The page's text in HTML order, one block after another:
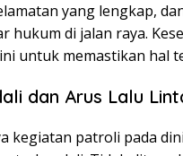
yang lengkap,
hukum di jalan raya.
untuk memastikan hal
dan Arus Lalu
kegiatan patroli pada